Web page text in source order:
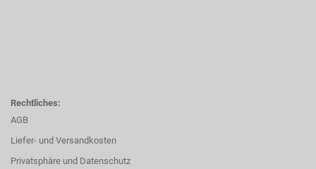
Rechtliches:
AGB
Liefer- und Versandkosten
Privatsphäre und Datenschutz